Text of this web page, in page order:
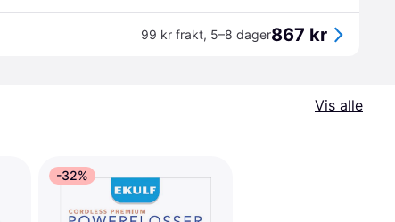
99 kr frakt, 5–8 dager867 kr
Vis alle
-32%